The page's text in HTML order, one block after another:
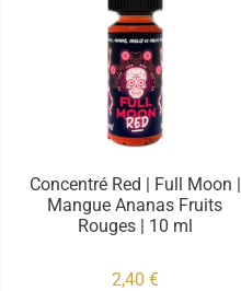
Concentré Red | Full Moon |
Mangue Ananas Fruits
Rouges | 10 ml
2,40 €